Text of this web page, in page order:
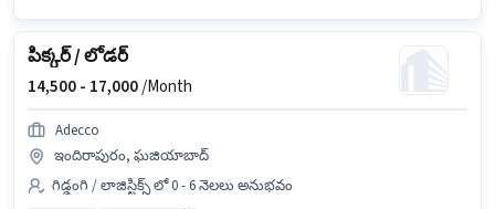
పిక్కర్ / లోడర్
14,500 - 17,000/Month
Adecco
ఇందిరాపురం, ఘజియాబాద్
గిడ్డంగి / లాజిస్టిక్స్ లో 0 - 6 నెలలు అనుభవం